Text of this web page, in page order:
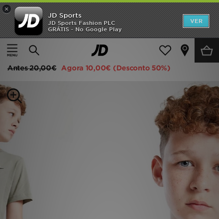
×
JD Sports
JD Sports Fashion PLC
GRÁTIS - No Google Play
VER
Página principal
Criança Roupa de Júnior (8-15 Anos)
Nike T-Shirt Small Logo Júnior
Antes20,00€ Agora 10,00€ (Desconto 50%)
INÍCIO
Promoções
MULHER
CRIANÇA
DESPORTO
FUTEBOL JD